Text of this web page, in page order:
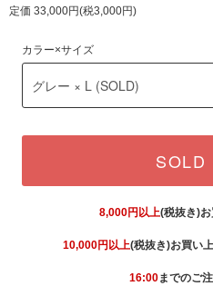
定価 33,000円(税3,000円)
カラー×サイズ
SOLD
8,000円以上(税抜き)
10,000円以上(税抜き)お買い
16:00までのご